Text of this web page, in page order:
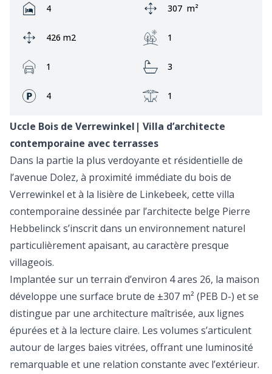
Rooms:
4 Zone:
307 m²
Ground area:
426 m2 Jardin:
1
Garage:
1 Bathrooms:
3
Façades:
4 Terrasse:
1
Uccle Bois de Verrewinkel| Villa d’architecte
contemporaine avec terrasses
Dans la partie la plus verdoyante et résidentielle de
l’avenue Dolez, à proximité immédiate du bois de
Verrewinkel et à la lisière de Linkebeek, cette villa
contemporaine dessinée par l’architecte belge Pierre
Hebbelinck s’inscrit dans un environnement naturel
particulièrement apaisant, au caractère presque
villageois.
Implantée sur un terrain d’environ 4 ares 26, la maison
développe une surface brute de ±307 m² (PEB D-) et se
distingue par une architecture maîtrisée, aux lignes
épurées et à la lecture claire. Les volumes s’articulent
autour de larges baies vitrées, offrant une luminosité
remarquable et une relation constante avec l’extérieur.